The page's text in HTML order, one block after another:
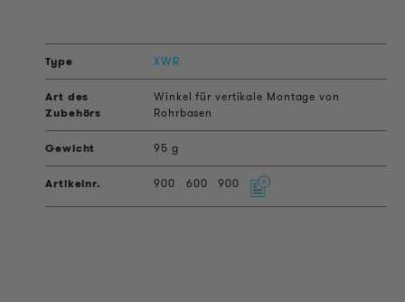
XWR
Winkel für vertikale Montage von
Rohrbasen
95 g
900 600 900